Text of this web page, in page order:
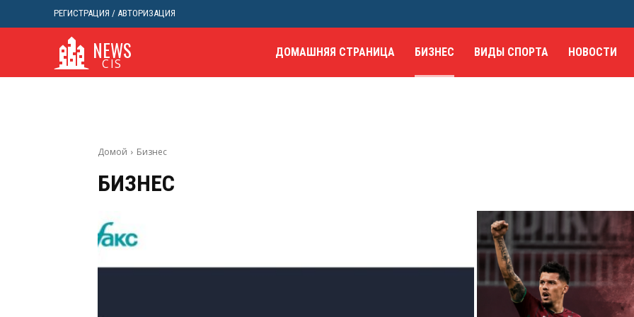
РЕГИСТРАЦИЯ / АВТОРИЗАЦИЯ
NEWS
CIS
ДОМАШНЯЯ СТРАНИЦА БИЗНЕС ВИДЫ СПОРТА НОВОСТИ
Домой Бизнес
БИЗНЕС